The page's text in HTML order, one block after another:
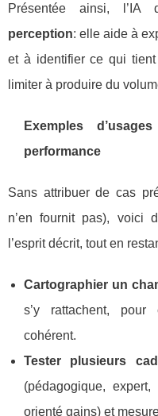
Présentée ainsi, l’IA
perception: elle aide à
et à identifier ce qui
limiter à produire du
Exemples
performance
Sans attribuer de cas
n’en fournit pas), voici
l’esprit décrit, tout en
Cartographier un
s’y rattachent, pour
cohérent.
Tester plusieurs
(pédagogique,
orienté gains) et